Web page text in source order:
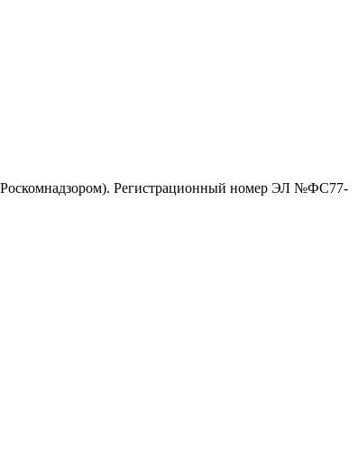
Регистрационный номер ЭЛ №ФС77-